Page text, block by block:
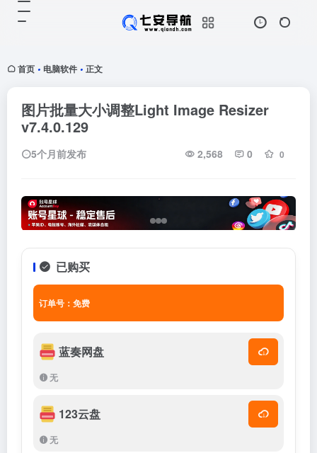
首页 • 电脑软件 • 正文
图片批量大小调整Light Image Resizer
v7.4.0.129
5个月前发布 2,568 0 0
已购买
订单号：免费
蓝奏网盘
无
123云盘
无